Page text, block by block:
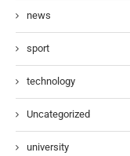
news
sport
technology
Uncategorized
university